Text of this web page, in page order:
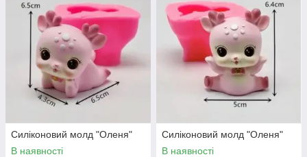
Силіконовий молд "Оленя"
В наявності
Силіконовий молд "Оленя"
В наявності